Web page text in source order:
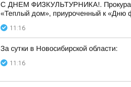
С ДНЕМ ФИЗКУЛЬТУРНИКА!.
«Теплый дом», приуроченный к «Дню
11:16
За сутки в Новосибирской области:
11:16